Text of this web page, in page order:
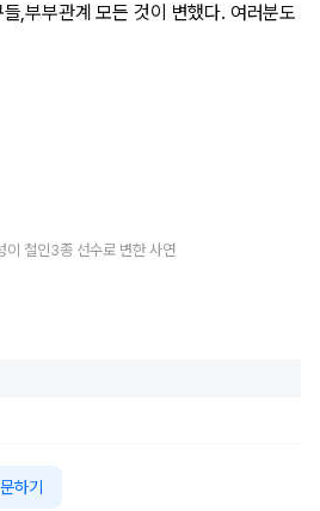
,부부관계 모든 것이 변했다. 여러분도
이 철인3종 선수로 변한 사연
하기